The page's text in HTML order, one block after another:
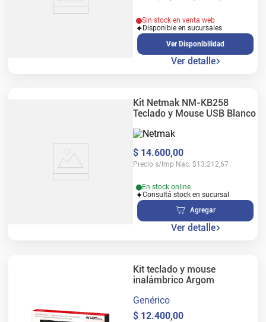
Sin stock en venta web
Disponible en sucursales
Ver Disponibilidad
Ver detalle
Kit Netmak NM-KB258
Teclado y Mouse USB Blanco
$ 14.600,00
Precio s/Imp Nac. $13.212,67
En stock online
Consultá stock en sucursal
Agregar
Ver detalle
Kit teclado y mouse
inalámbrico Argom
Genérico
$ 12.400,00